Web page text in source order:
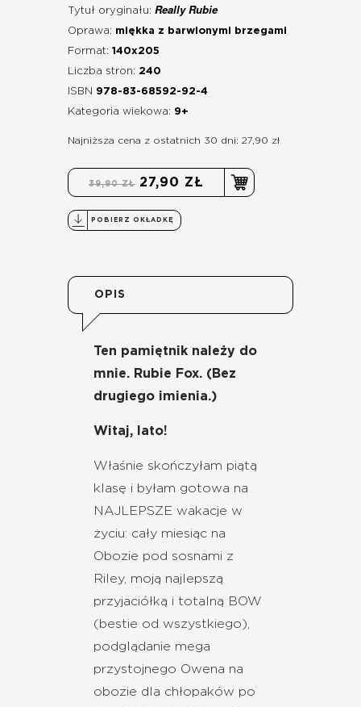
Tytuł oryginału: Really Rubie
Oprawa: miękka z barwionymi brzegami
Format: 140x205
Liczba stron: 240
ISBN 978-83-68592-92-4
Kategoria wiekowa: 9+
Najniższa cena z ostatnich 30 dni: 27,90 zł
39,90 ZŁ 27,90 ZŁ
POBIERZ OKŁADKĘ
OPIS
Ten pamiętnik należy do
mnie. Rubie Fox. (Bez
drugiego imienia.)
Witaj, lato!
Właśnie skończyłam piątą
klasę i byłam gotowa na
NAJLEPSZE wakacje w
życiu: cały miesiąc na
Obozie pod sosnami z
Riley, moją najlepszą
przyjaciółką i totalną BOW
(bestie od wszystkiego),
podglądanie mega
przystojnego Owena na
obozie dla chłopaków po